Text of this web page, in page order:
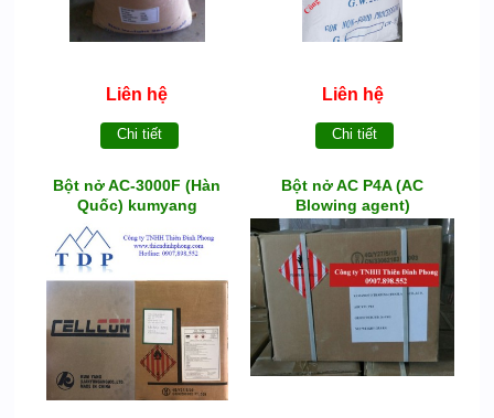
Liên hệ
Chi tiết
Liên hệ
Chi tiết
Bột nở AC-3000F (Hàn
Quốc) kumyang
Bột nở AC P4A (AC
Blowing agent)